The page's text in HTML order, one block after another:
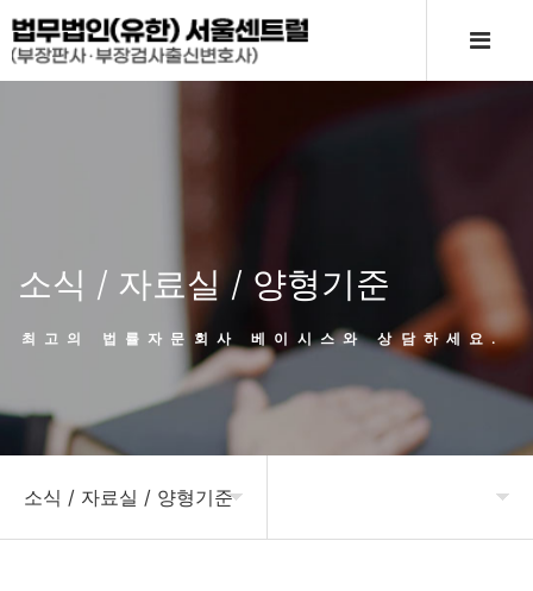
소식 / 자료실 / 양형기준
최고의 법률자문회사 베이시스와 상담하세요.
소식 / 자료실 / 양형기준